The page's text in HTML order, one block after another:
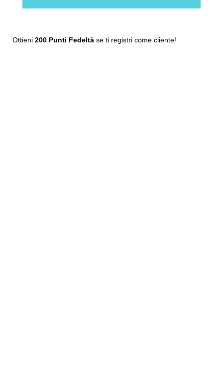
Ottieni 200 Punti Fedeltà se ti registri come cliente!